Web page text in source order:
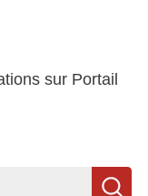
sur Portail